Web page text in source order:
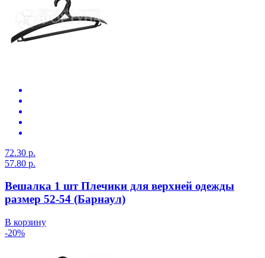
72.30 р.
57.80 р.
Вешалка 1 шт Плечики для верхней одежды
размер 52-54 (Барнаул)
В корзину
-20%